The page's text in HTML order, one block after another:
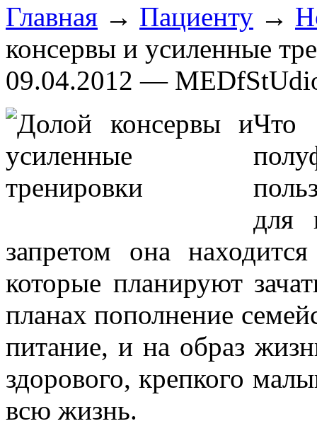
Главная → Пациенту →
консервы и усиленные
09.04.2012 —
Что
для
запретом она
которые планируют
планах пополнение
питание, и на образ
здорового, крепкого
всю жизнь.